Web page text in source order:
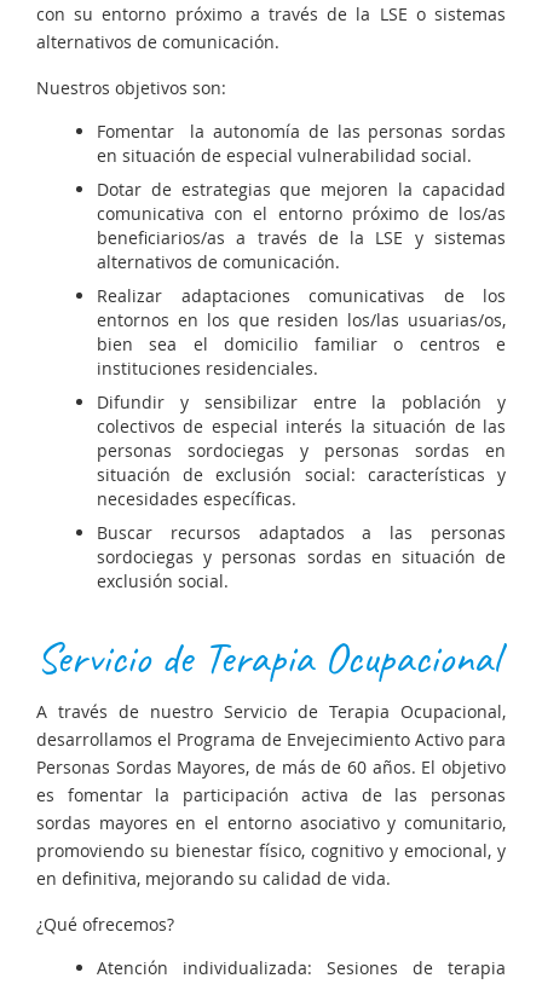
con su entorno próximo a través de la LSE o sistemas
alternativos de comunicación.
Nuestros objetivos son:
Fomentar la autonomía de las personas sordas
en situación de especial vulnerabilidad social.
Dotar de estrategias que mejoren la capacidad
comunicativa con el entorno próximo de los/as
beneficiarios/as a través de la LSE y sistemas
alternativos de comunicación.
Realizar adaptaciones comunicativas de los
entornos en los que residen los/las usuarias/os,
bien sea el domicilio familiar o centros e
instituciones residenciales.
Difundir y sensibilizar entre la población y
colectivos de especial interés la situación de las
personas sordociegas y personas sordas en
situación de exclusión social: características y
necesidades específicas.
Buscar recursos adaptados a las personas
sordociegas y personas sordas en situación de
exclusión social.
Servicio de Terapia Ocupacional
A través de nuestro Servicio de Terapia Ocupacional,
desarrollamos el Programa de Envejecimiento Activo para
Personas Sordas Mayores, de más de 60 años. El objetivo
es fomentar la participación activa de las personas
sordas mayores en el entorno asociativo y comunitario,
promoviendo su bienestar físico, cognitivo y emocional, y
en definitiva, mejorando su calidad de vida.
¿Qué ofrecemos?
Atención individualizada: Sesiones de terapia